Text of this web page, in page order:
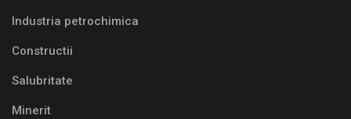
Industria petrochimica
Constructii
Salubritate
Minerit